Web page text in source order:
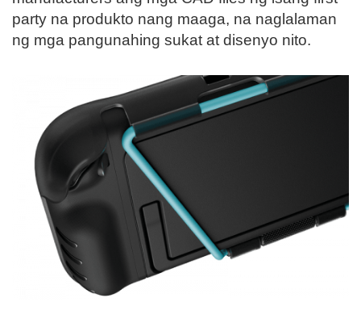
party na produkto nang maaga, na naglalaman
ng mga pangunahing sukat at disenyo nito.